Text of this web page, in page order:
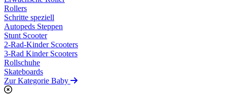
Rollers
Schritte speziell
Autopeds Steppen
Stunt Scooter
2-Rad-Kinder Scooters
3-Rad Kinder Scooters
Rollschuhe
Skateboards
Zur Kategorie Baby